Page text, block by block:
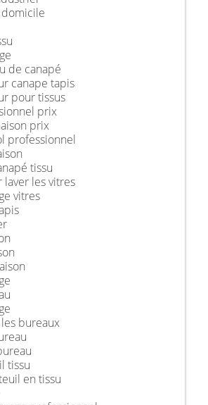
de canapé
canape tapis
pour tissus
prix
prix
professionnel
tissu
les vitres
vitres
bureaux
tissu
en tissu